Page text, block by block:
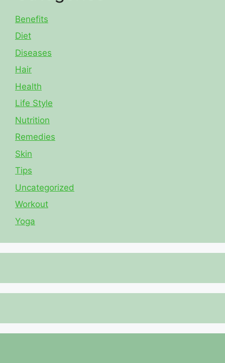
Benefits
Diet
Diseases
Hair
Health
Life Style
Nutrition
Remedies
Skin
Tips
Uncategorized
Workout
Yoga